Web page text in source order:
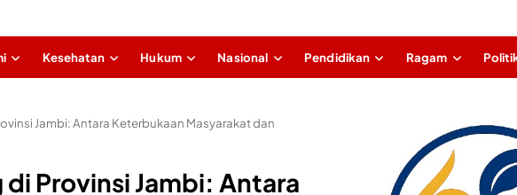
Kesehatan Hukum Nasional Pendidikan Ragam
Jambi: Antara Keterbukaan Masyarakat dan
Provinsi Jambi: Antara